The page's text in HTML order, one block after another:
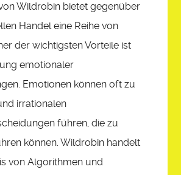
Wildrobin bietet gegenüber
Handel eine Reihe von
der wichtigsten Vorteile ist
emotionaler
Emotionen können oft zu
irrationalen
führen, die zu
können. Wildrobin handelt
von Algorithmen und